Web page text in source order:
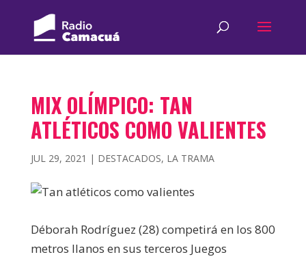
MIX OLÍMPICO: TAN
ATLÉTICOS COMO VALIENTES
JUL 29, 2021 | DESTACADOS, LA TRAMA
Déborah Rodríguez (28) competirá en los 800
metros llanos en sus terceros Juegos